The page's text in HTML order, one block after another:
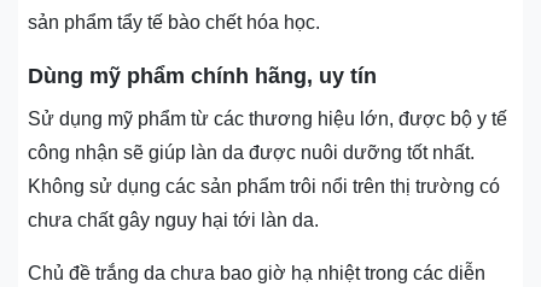
sản phẩm tẩy tế bào chết hóa học.
Dùng mỹ phẩm chính hãng, uy tín
Sử dụng mỹ phẩm từ các thương hiệu lớn, được bộ y tế
công nhận sẽ giúp làn da được nuôi dưỡng tốt nhất.
Không sử dụng các sản phẩm trôi nổi trên thị trường có
chưa chất gây nguy hại tới làn da.
Chủ đề trắng da chưa bao giờ hạ nhiệt trong các diễn